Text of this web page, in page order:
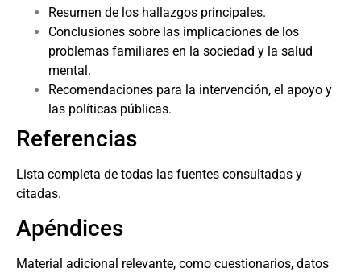
Resumen de los hallazgos principales.
Conclusiones sobre las implicaciones de los
problemas familiares en la sociedad y la salud
mental.
Recomendaciones para la intervención, el apoyo y
las políticas públicas.
Referencias
Lista completa de todas las fuentes consultadas y
citadas.
Apéndices
Material adicional relevante, como cuestionarios, datos